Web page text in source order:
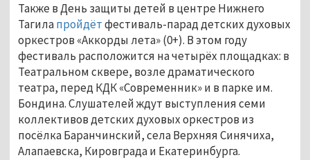
Также в День защиты детей в центре Нижнего
Тагилапройдётфестиваль-парад детских духовых
оркестров «Аккорды лета» (0+). В этом году
фестиваль расположится на четырёх площадках: в
Театральном сквере, возле драматического
театра, перед КДК «Современник» и в парке им.
Бондина. Слушателей ждут выступления семи
коллективов детских духовых оркестров из
посёлка Баранчинский, села Верхняя Синячиха,
Алапаевска, Кировграда и Екатеринбурга.